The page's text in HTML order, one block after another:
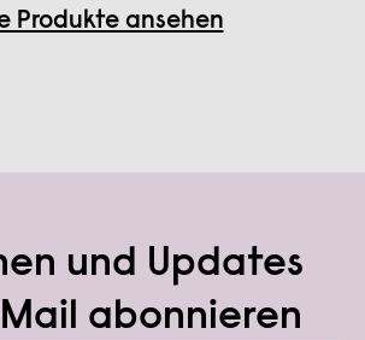
Produkte ansehen
und Updates
abonnieren